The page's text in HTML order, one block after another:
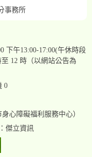
事務所
下午13:00-17:00(午休時段
12 時（以網站公告為
0
心障礙福利服務中心）
傑立資訊